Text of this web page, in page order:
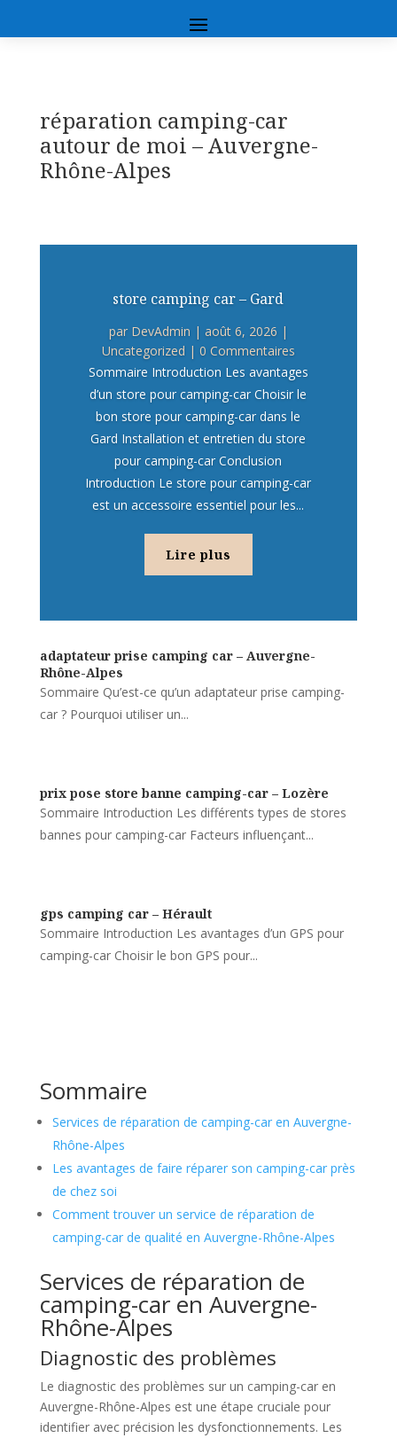
réparation camping-car
autour de moi – Auvergne-
Rhône-Alpes
store camping car – Gard
par DevAdmin | août 6, 2026 |
Uncategorized | 0 Commentaires
Sommaire Introduction Les avantages
d’un store pour camping-car Choisir le
bon store pour camping-car dans le
Gard Installation et entretien du store
pour camping-car Conclusion
Introduction Le store pour camping-car
est un accessoire essentiel pour les...
Lire plus
adaptateur prise camping car – Auvergne-
Rhône-Alpes
Sommaire Qu’est-ce qu’un adaptateur prise camping-
car ? Pourquoi utiliser un...
prix pose store banne camping-car – Lozère
Sommaire Introduction Les différents types de stores
bannes pour camping-car Facteurs influençant...
gps camping car – Hérault
Sommaire Introduction Les avantages d’un GPS pour
camping-car Choisir le bon GPS pour...
Sommaire
Services de réparation de camping-car en Auvergne-
Rhône-Alpes
Les avantages de faire réparer son camping-car près
de chez soi
Comment trouver un service de réparation de
camping-car de qualité en Auvergne-Rhône-Alpes
Services de réparation de
camping-car en Auvergne-
Rhône-Alpes
Diagnostic des problèmes
Le diagnostic des problèmes sur un camping-car en
Auvergne-Rhône-Alpes est une étape cruciale pour
identifier avec précision les dysfonctionnements. Les